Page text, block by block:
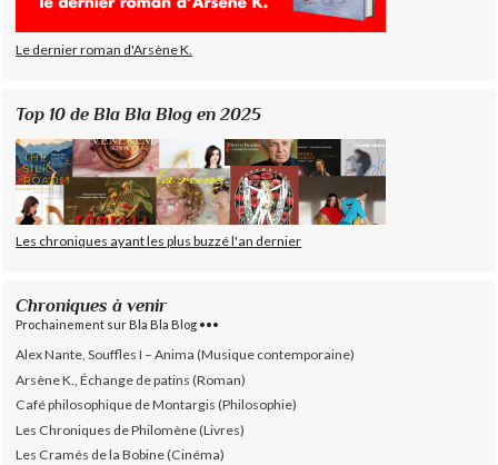
Le dernier roman d'Arsène K.
Top 10 de Bla Bla Blog en 2025
Les chroniques ayant les plus buzzé l'an dernier
Chroniques à venir
Prochainement sur Bla Bla Blog •••
Alex Nante, Souffles I – Anima (Musique contemporaine)
Arsène K., Échange de patins (Roman)
Café philosophique de Montargis (Philosophie)
Les Chroniques de Philomène (Livres)
Les Cramés de la Bobine (Cinéma)